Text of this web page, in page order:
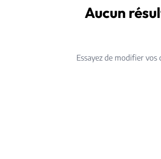
Aucun
Essayez de modifier vos